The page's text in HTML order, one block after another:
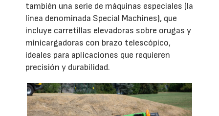
también una serie de máquinas especiales (la
línea denominada Special Machines), que
incluye carretillas elevadoras sobre orugas y
minicargadoras con brazo telescópico,
ideales para aplicaciones que requieren
precisión y durabilidad.